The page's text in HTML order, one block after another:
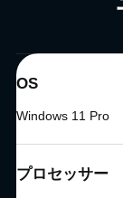
OS
Windows 11 Pro
プロセッサー